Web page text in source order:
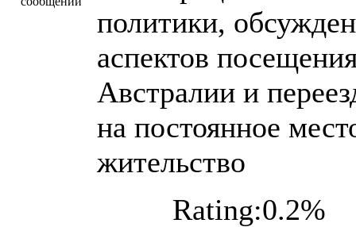
политики,
аспектов
Австралии и
на постоянное
жительство
Rating:0.2%